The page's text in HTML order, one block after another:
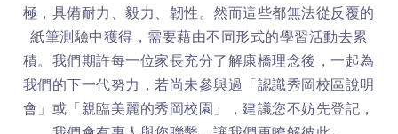
極，具備耐力、毅力、韌性。然而這些都無法從反覆的
紙筆測驗中獲得，需要藉由不同形式的學習活動去累
積。我們期許每一位家長充分了解康橋理念後，一起為
我們的下一代努力，若尚未參與過「認識秀岡校區說明
會」或「親臨美麗的秀岡校園」，建議您不妨先登記，